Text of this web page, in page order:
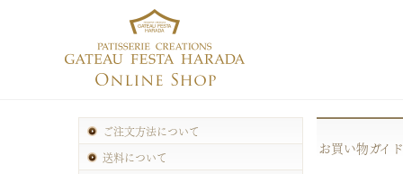
お買い物ガイド
ご注文方法について
送料について